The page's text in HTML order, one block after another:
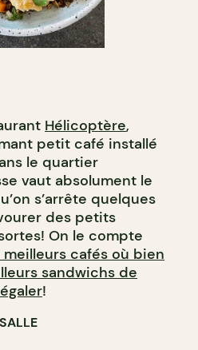
Hélicoptère,
petit café installé
le quartier
vaut absolument le
s’arrête quelques
des petits
On le compte
meilleurs cafés où bien
sandwichs de
!